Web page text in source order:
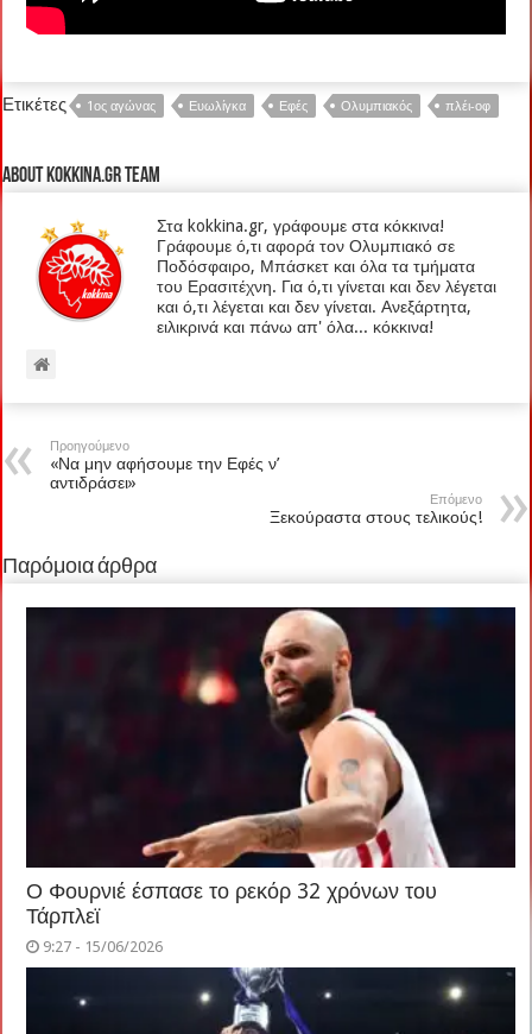
Ετικέτες 1ος αγώνας Ευωλίγκα Εφές Ολυμπιακός πλέι-οφ
About kokkina.gr TEAM
Στα kokkina.gr, γράφουμε στα κόκκινα!
Γράφουμε ό,τι αφορά τον Ολυμπιακό σε
Ποδόσφαιρο, Μπάσκετ και όλα τα τμήματα
του Ερασιτέχνη. Για ό,τι γίνεται και δεν λέγεται
και ό,τι λέγεται και δεν γίνεται. Ανεξάρτητα,
ειλικρινά και πάνω απ' όλα... κόκκινα!
Προηγούμενο
«Να μην αφήσουμε την Εφές ν’
αντιδράσει»
Επόμενο
Ξεκούραστα στους τελικούς!
Παρόμοια άρθρα
Ο Φουρνιέ έσπασε το ρεκόρ 32 χρόνων του
Τάρπλεϊ
9:27 - 15/06/2026